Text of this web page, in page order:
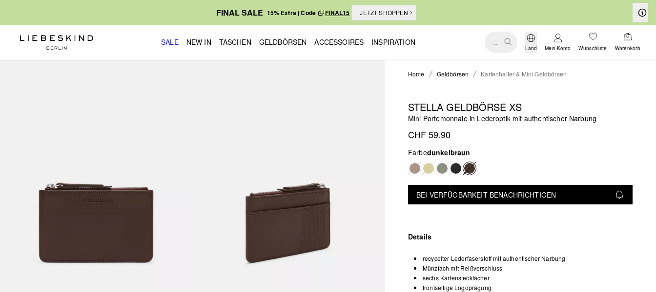
FINAL SALE 15% Extra | Code FINAL15 JETZT SHOPPEN
SALE NEW IN TASCHEN GELDBÖRSEN ACCESSOIRES INSPIRATION ...
Land Mein Konto Wunschliste Warenkorb
Home Geldbörsen Kartenhalter & Mini Geldbörsen
STELLA GELDBÖRSE XS
Mini Portemonnaie in Lederoptik mit authentischer Narbung
CHF 59.90
Farbedunkelbraun
BEI VERFÜGBARKEIT BENACHRICHTIGEN
Details
recycelter Lederfaserstoff mit authentischer Narbung
Münzfach mit Reißverschluss
sechs Kartensteckfächer
frontseitige Logoprägung